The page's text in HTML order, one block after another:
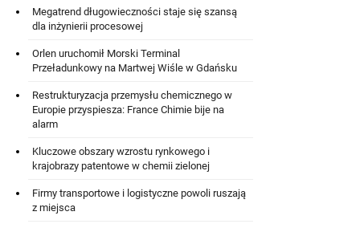
Megatrend długowieczności staje się szansą
dla inżynierii procesowej
Orlen uruchomił Morski Terminal
Przeładunkowy na Martwej Wiśle w Gdańsku
Restrukturyzacja przemysłu chemicznego w
Europie przyspiesza: France Chimie bije na
alarm
Kluczowe obszary wzrostu rynkowego i
krajobrazy patentowe w chemii zielonej
Firmy transportowe i logistyczne powoli ruszają
z miejsca